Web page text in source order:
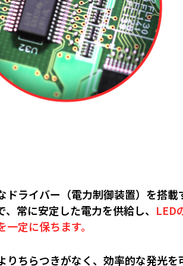
ドライバー（電力制御装置）を搭載
、常に安定した電力を供給し、 LED
一定に保ちます。
りちらつきがなく、効率的な発光を